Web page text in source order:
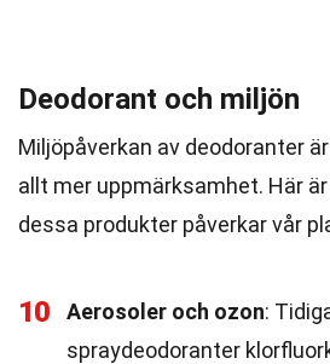
Deodorant och miljön
Miljöpåverkan av deodoranter
allt mer uppmärksamhet. Här
dessa produkter påverkar vår
10 Aerosoler och ozon:
spraydeodoranter